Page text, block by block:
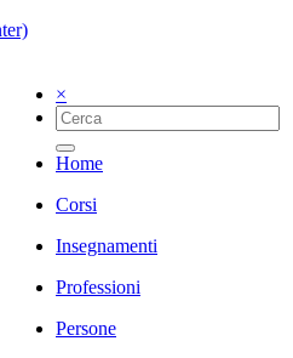
×
Home
Corsi
Insegnamenti
Professioni
Persone